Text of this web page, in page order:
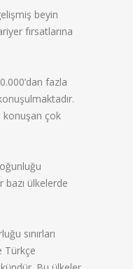
beyin
fırsatlarına
fazla
konuşan çok
bazı ülkelerde
sınırları
Türkçe